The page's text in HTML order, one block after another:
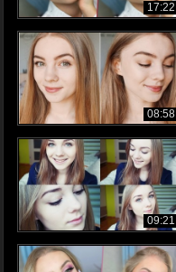
17:22
08:58
09:21